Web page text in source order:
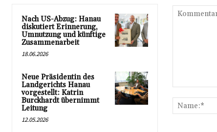
Nach US-Abzug: Hanau
diskutiert Erinnerung,
Umnutzung und künftige
Zusammenarbeit
18.06.2026
Neue Präsidentin des
Landgerichts Hanau
vorgestellt: Katrin
Burckhardt übernimmt
Leitung
12.05.2026